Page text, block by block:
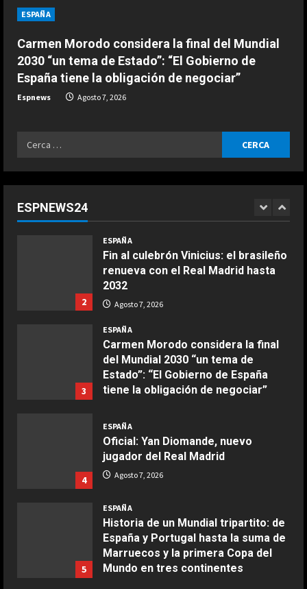
gESPAÑA
Carmen Morodo considera la final del Mundial
2030 “un tema de Estado”: “El Gobierno de
España tiene la obligación de negociar”
Espnews Agosto 7, 2026
Ricerca
ESPNEWS24
ESPAÑA
Historia de un Mundial tripartito: de
España y Portugal hasta la suma de
1
2
ESPAÑA
Fin al culebrón Vinicius: el brasileño
renueva con el Real Madrid hasta
2032
Agosto 7, 2026
3
ESPAÑA
Carmen Morodo considera la final
del Mundial 2030 “un tema de
Estado”: “El Gobierno de España
tiene la obligación de negociar”
4
ESPAÑA
Oficial: Yan Diomande, nuevo
jugador del Real Madrid
Agosto 7, 2026
5
ESPAÑA
Historia de un Mundial tripartito: de
España y Portugal hasta la suma de
Marruecos y la primera Copa del
Mundo en tres continentes
Ensalada de espinacas deliciosa
COCINA
Boquerones fritos en freidora de
aire
Aprile 24, 2026
Buñuelos de alcachofas
Aprile 5, 2026
Ternera guisada con senderuelas